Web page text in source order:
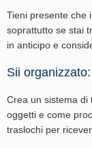
Tieni presente che
soprattutto se stai
in anticipo e
Sii organizzato:
Crea un sistema di
oggetti e come
traslochi per